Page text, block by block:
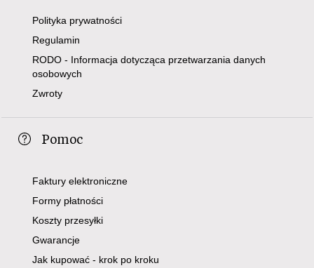
Polityka prywatności
Regulamin
RODO - Informacja dotycząca przetwarzania danych
osobowych
Zwroty
Pomoc
Faktury elektroniczne
Formy płatności
Koszty przesyłki
Gwarancje
Jak kupować - krok po kroku